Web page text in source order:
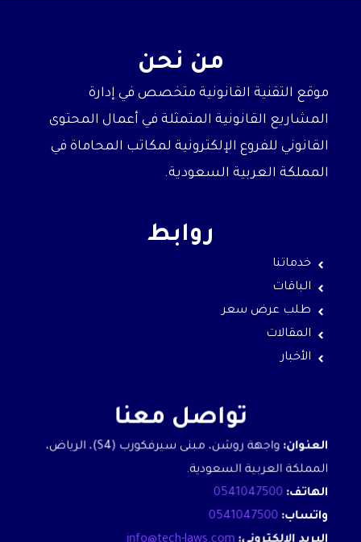
من نحن
موقع التقنية القانونية متخصص في إدارة
المشاريع القانونية المتمثلة في أعمال المحتوى
القانوني للفروع الإلكترونية لمكاتب المحاماة في
المملكة العربية السعودية.
روابط
خدماتنا
الباقات
طلب عرض سعر
المقالات
الأخبار
تواصل معنا
العنوان:
واجهة روشن، مبنى سيرفكورب (S4)، الرياض،
المملكة العربية السعودية.
الهاتف: 0541047500
واتساب: 0541047500